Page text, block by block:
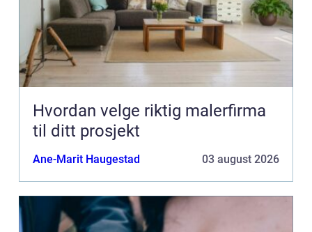
Hvordan velge riktig malerfirma
til ditt prosjekt
Ane-Marit Haugestad 03 august 2026